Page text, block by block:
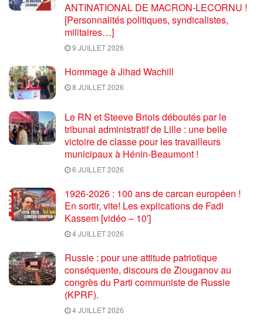
ANTINATIONAL DE MACRON-LECORNU !
[Personnalités politiques, syndicalistes,
militaires…]
9 JUILLET 2026
Hommage à Jihad Wachill
8 JUILLET 2026
Le RN et Steeve Briois déboutés par le
tribunal administratif de Lille : une belle
victoire de classe pour les travailleurs
municipaux à Hénin-Beaumont !
6 JUILLET 2026
1926-2026 : 100 ans de carcan européen !
En sortir, vite! Les explications de Fadi
Kassem [vidéo – 10′]
4 JUILLET 2026
Russie : pour une attitude patriotique
conséquente, discours de Ziouganov au
congrès du Parti communiste de Russie
(KPRF).
4 JUILLET 2026